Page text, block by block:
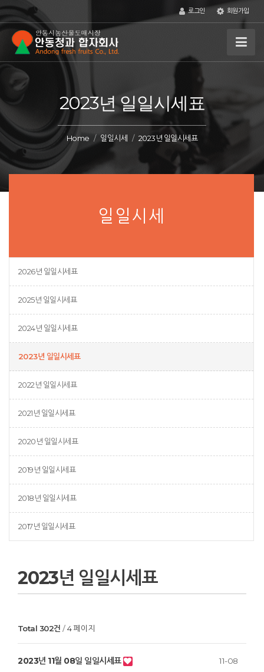
로그인 회원가입
2023년 일일시세표
Home 일일시세 2023년 일일시세표
일일시세
2026년 일일시세표
2025년 일일시세표
2024년 일일시세표
2023년 일일시세표
2022년 일일시세표
2021년 일일시세표
2020년 일일시세표
2019년 일일시세표
2018년 일일시세표
2017년 일일시세표
2023년 일일시세표
Total 302건 4 페이지
2023년 11월 08일 일일시세표 11-08